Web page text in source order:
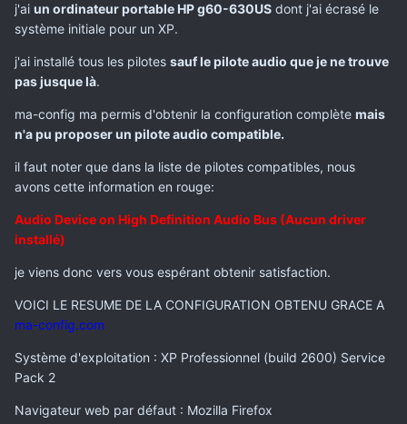
j'ai un ordinateur portable HP g60-630US dont j'ai écrasé le
système initiale pour un XP.
j'ai installé tous les pilotes sauf le pilote audio que je ne trouve
pas jusque là.
ma-config ma permis d'obtenir la configuration complète mais
n'a pu proposer un pilote audio compatible.
il faut noter que dans la liste de pilotes compatibles, nous
avons cette information en rouge:
Audio Device on High Definition Audio Bus (Aucun driver
installé)
je viens donc vers vous espérant obtenir satisfaction.
VOICI LE RESUME DE LA CONFIGURATION OBTENU GRACE A
ma-config.com
Système d'exploitation : XP Professionnel (build 2600) Service
Pack 2
Navigateur web par défaut : Mozilla Firefox